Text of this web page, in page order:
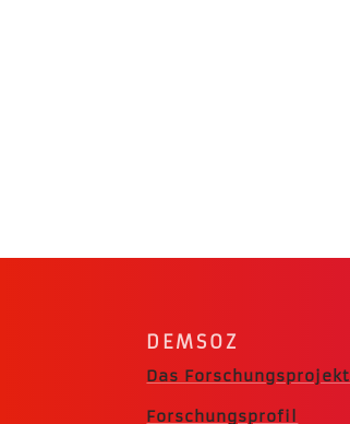
DEMSOZ
Das Forschungsprojekt
Forschungsprofil